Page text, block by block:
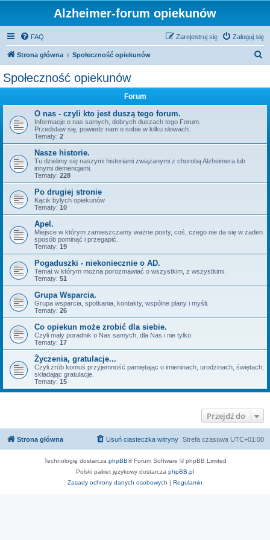
Alzheimer-forum opiekunów
FAQ Zaloguj się
Zarejestruj się
Strona główna Społeczność opiekunów
Społeczność opiekunów
Forum
O nas - czyli kto jest duszą tego forum.
Informacje o nas samych, dobrych duszach tego Forum.
Przedstaw się, powiedz nam o sobie w kilku słowach.
Tematy: 2
Nasze historie.
Tu dzielimy się naszymi historiami związanymi z chorobą Alzheimera lub
innymi demencjami.
Tematy: 228
Po drugiej stronie
Kącik byłych opiekunów
Tematy: 10
Apel.
Miejsce w którym zamieszczamy ważne posty, coś, czego nie da się w żaden
sposób pominąć i przegapić.
Tematy: 19
Pogaduszki - niekoniecznie o AD.
Temat w którym można porozmawiać o wszystkim, z wszystkimi.
Tematy: 51
Grupa Wsparcia.
Grupa wsparcia, spotkania, kontakty, wspólne plany i myśli.
Tematy: 26
Co opiekun może zrobić dla siebie.
Czyli mały poradnik o Nas samych, dla Nas i nie tylko.
Tematy: 17
Życzenia, gratulacje...
Czyli zrób komuś przyjemność pamiętając o imieninach, urodzinach, świętach,
składając gratulacje.
Tematy: 15
Przejdź do
Strona główna Strefa czasowa UTC+01:00
Usuń ciasteczka witryny
Technologię dostarcza phpBB® Forum Software © phpBB Limited
Polski pakiet językowy dostarcza phpBB.pl
Zasady ochrony danych osobowych | Regulamin